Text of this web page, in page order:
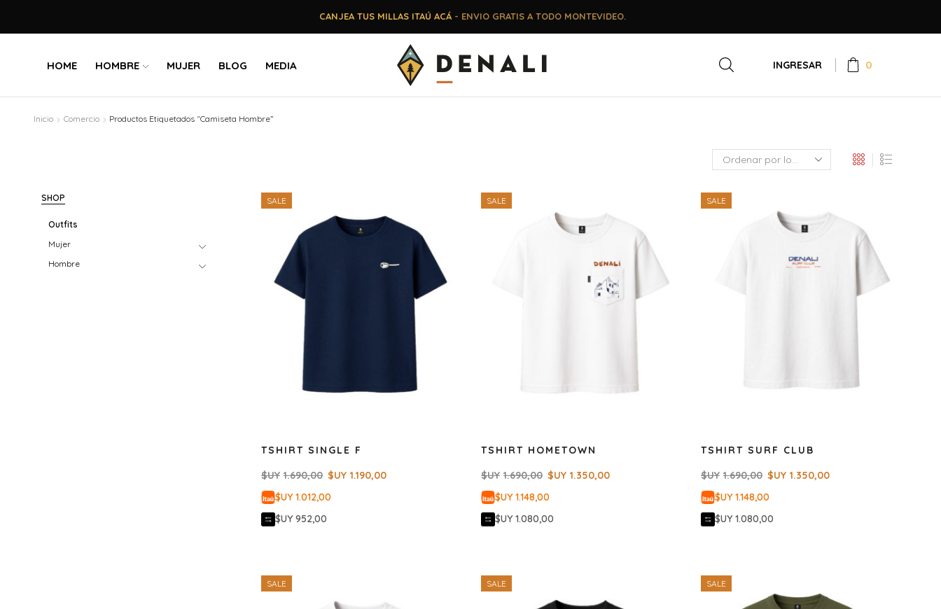
CANJEA TUS MILLAS ITAÚ ACÁ- ENVIO GRATIS A TODO MONTEVIDEO.
HOME HOMBRE MUJER BLOG MEDIA INGRESAR 0
Inicio Comercio Productos Etiquetados “Camiseta Hombre”
SALE
TSHIRT SINGLE F
$UY 1.690,00 $UY 1.190,00
$UY 1.012,00
$UY 952,00
SALE
TSHIRT HOMETOWN
$UY 1.690,00 $UY 1.350,00
$UY 1.148,00
$UY 1.080,00
SALE
TSHIRT SURF CLUB
$UY 1.690,00 $UY 1.350,00
$UY 1.148,00
$UY 1.080,00
SALE SALE SALE
SHOP
Outfits
Mujer
Hombre